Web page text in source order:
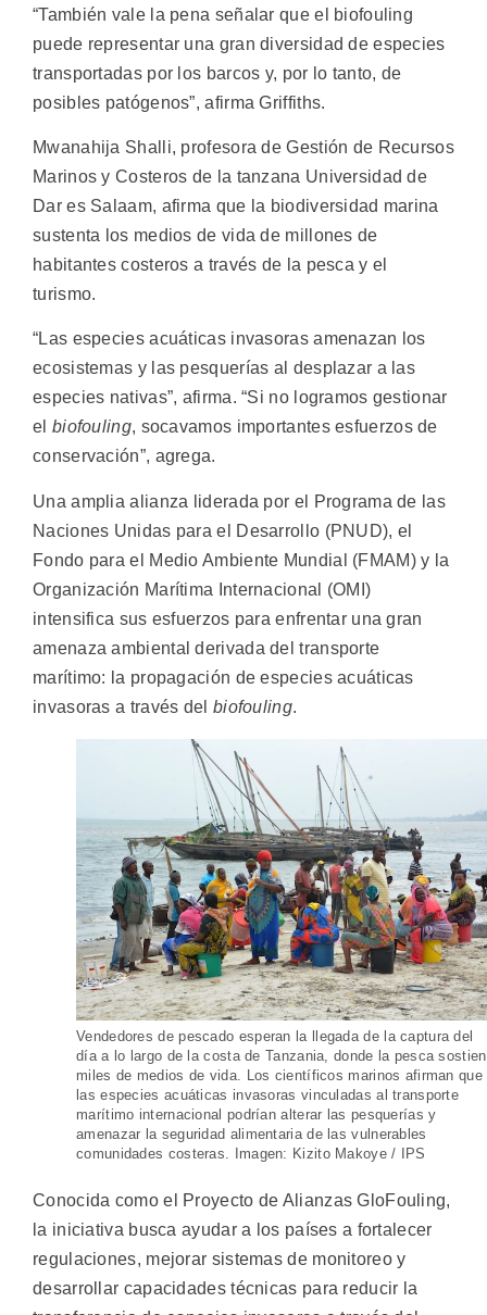
“También vale la pena señalar que el biofouling
puede representar una gran diversidad de especies
transportadas por los barcos y, por lo tanto, de
posibles patógenos”, afirma Griffiths.
Mwanahija Shalli, profesora de Gestión de Recursos
Marinos y Costeros de la tanzana Universidad de
Dar es Salaam, afirma que la biodiversidad marina
sustenta los medios de vida de millones de
habitantes costeros a través de la pesca y el
turismo.
“Las especies acuáticas invasoras amenazan los
ecosistemas y las pesquerías al desplazar a las
especies nativas”, afirma. “Si no logramos gestionar
el biofouling, socavamos importantes esfuerzos de
conservación”, agrega.
Una amplia alianza liderada por el Programa de las
Naciones Unidas para el Desarrollo (PNUD), el
Fondo para el Medio Ambiente Mundial (FMAM) y la
Organización Marítima Internacional (OMI)
intensifica sus esfuerzos para enfrentar una gran
amenaza ambiental derivada del transporte
marítimo: la propagación de especies acuáticas
invasoras a través del biofouling.
Vendedores de pescado esperan la llegada de la captura del
día a lo largo de la costa de Tanzania, donde la pesca
miles de medios de vida. Los científicos marinos afirman que
las especies acuáticas invasoras vinculadas al transporte
marítimo internacional podrían alterar las pesquerías y
amenazar la seguridad alimentaria de las vulnerables
comunidades costeras. Imagen: Kizito Makoye / IPS
Conocida como el Proyecto de Alianzas GloFouling,
la iniciativa busca ayudar a los países a fortalecer
regulaciones, mejorar sistemas de monitoreo y
desarrollar capacidades técnicas para reducir la